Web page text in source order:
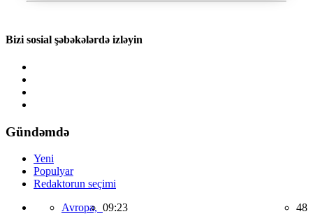
Bizi sosial şəbəkələrdə izləyin
Gündəmdə
Yeni
Populyar
Redaktorun seçimi
Avropa, 09:23 48